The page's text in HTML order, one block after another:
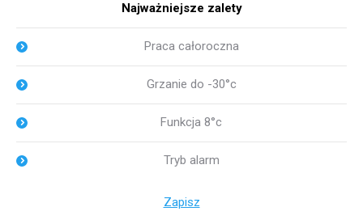
Najważniejsze zalety
Praca całoroczna
Grzanie do -30°c
Funkcja 8°c
Tryb alarm
Zapisz